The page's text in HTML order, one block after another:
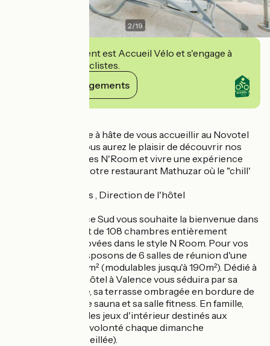
2/19
Cet établissement est Accueil Vélo et s'engage à
accueillir des cyclistes.
Voir ses engagements
"Toute mon équipe à hâte de vous accueillir au Novotel
Valence Sud où vous aurez le plaisir de découvrir nos
chambres rénovées N'Room et vivre une expérience
inoubliable dans notre restaurant Mathuzar où le "chill'
RISSONS Francois , Direction de l'hôtel
Le Novotel Valence Sud vous souhaite la bienvenue dans
son établissement de 108 chambres entièrement
repensées et rénovées dans le style N Room. Pour vos
réunions, nous disposons de 6 salles de réunion d'une
superficie de 240 m² (modulables jusqu'à 190m²). Dédié à
la détente, notre hôtel à Valence vous séduira par sa
piscine extérieure, sa terrasse ombragée en bordure de
rivière, son espace sauna et sa salle fitness. En famille,
vous apprécierez les jeux d'intérieur destinés aux
enfants. Brunch à volonté chaque dimanche
(réservation conseillée).